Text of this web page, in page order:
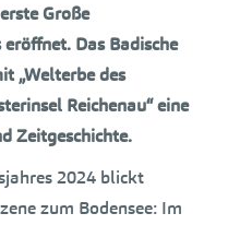
Große
Das Badische
„Welterbe des
Reichenau“ eine
Zeitgeschichte.
2024 blickt
zum Bodensee: Im